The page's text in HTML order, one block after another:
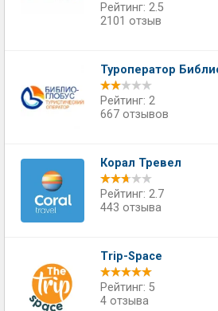
Рейтинг: 2.5
2101 отзыв
Туроператор
Рейтинг: 2
667 отзывов
Корал Тревел
Рейтинг: 2.7
443 отзыва
Trip-Space
Рейтинг: 5
4 отзыва